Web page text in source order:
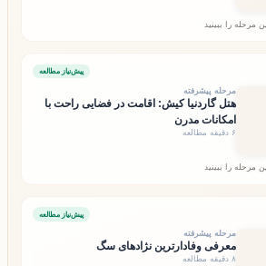
مرحله را ببینید
پیش‌نیاز مطالعه
مرحله پیشرفته
هتل گاردنیا کیش: اقامت در فضایی راحت با
امکانات مدرن
۶ دقیقه مطالعه
مرحله را ببینید
پیش‌نیاز مطالعه
مرحله پیشرفته
معرفی وفادارترین نژادهای سگ
۸ دقیقه مطالعه